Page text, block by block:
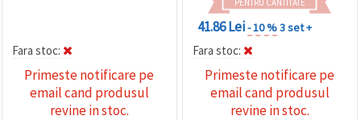
Fara stoc:
Primeste notificare pe
email cand produsul
revine in stoc.
41.86 Lei- 10 %3 set +
Fara stoc:
Primeste notificare pe
email cand produsul
revine in stoc.